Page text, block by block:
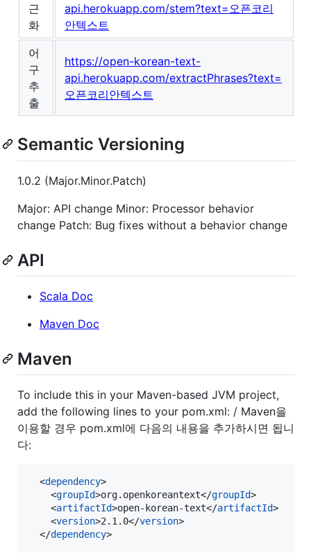
근
화
api.herokuapp.com/stem?text=오픈코리
안텍스트
어
구
추
출
https://open-korean-text-
api.herokuapp.com/extractPhrases?text=
오픈코리안텍스트
Semantic Versioning
1.0.2 (Major.Minor.Patch)
Major: API change Minor: Processor behavior
change Patch: Bug fixes without a behavior change
API
Scala Doc
Maven Doc
Maven
To include this in your Maven-based JVM project,
add the following lines to your pom.xml: / Maven을
이용할 경우 pom.xml에 다음의 내용을 추가하시면 됩니
다:
  <
dependency>
    <
groupId>org.openkoreantext</groupId>
    <
artifactId>open-korean-text</artifactId>
    <
version>2.1.0</version>
  </
dependency>